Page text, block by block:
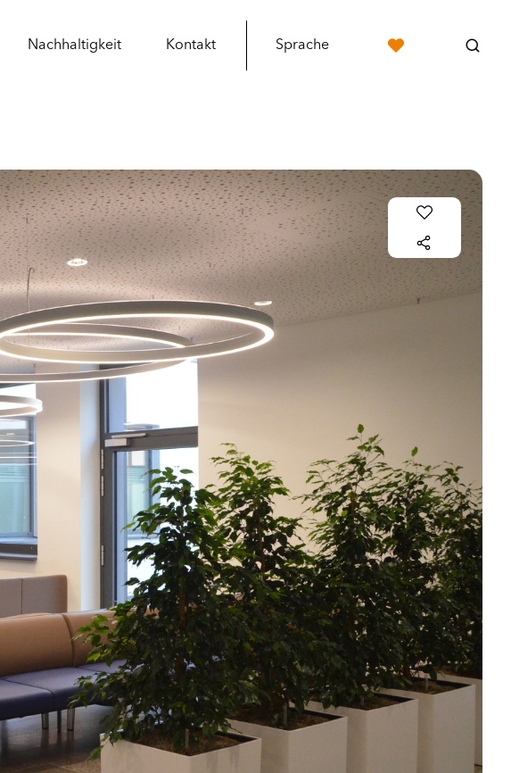
Nachhaltigkeit Kontakt Sprache